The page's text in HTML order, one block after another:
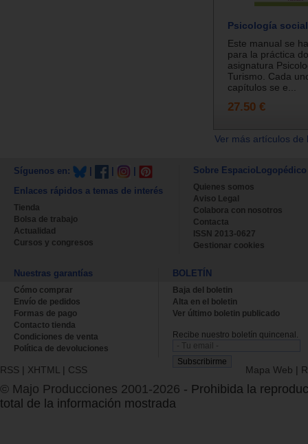
Psicología
Este manual se
para la práctica
asignatura
Turismo. Cada
capítulos se e...
27.50 €
Ver más artículos
Síguenos en:
Enlaces rápidos a temas de interés
Tienda
Bolsa de trabajo
Actualidad
Cursos y congresos
Sobre EspacioLogopédico
Quienes somos
Aviso Legal
Colabora con nosotros
Contacta
ISSN 2013-0627
Gestionar cookies
Nuestras garantías
Cómo comprar
Envío de pedidos
Formas de pago
Contacto tienda
Condiciones de venta
Política de devoluciones
BOLETÍN
Baja del boletin
Alta en el boletin
Ver último boletin publicado
Recibe nuestro boletín quincenal.
RSS | XHTML | CSS Mapa Web |
© Majo Producciones 2001-2026 - Prohibida la
total de la información mostrada